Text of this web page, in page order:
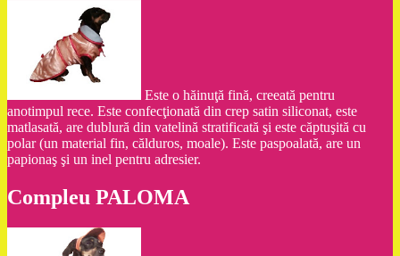
Este o hăinuţă fină, creeată pentru
anotimpul rece. Este confecţionată din crep satin siliconat, este
matlasată, are dublură din vatelină stratificată şi este căptuşită cu
polar (un material fin, călduros, moale). Este paspoalată, are un
papionaş şi un inel pentru adresier.
Compleu PALOMA